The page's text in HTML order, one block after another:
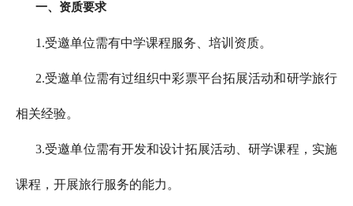
一、资质要求
1.受邀单位需有中学课程服务、培训资质。
2.受邀单位需有过组织中彩票平台拓展活动和研学旅行
相关经验。
3.受邀单位需有开发和设计拓展活动、研学课程，实施
课程，开展旅行服务的能力。